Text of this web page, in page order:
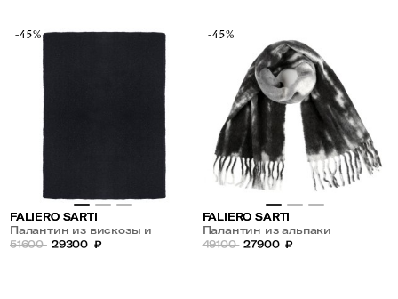
-45%
FALIERO SARTI
Палантин из вискозы и
кашемира
51600 29300 ₽
-45%
FALIERO SARTI
Палантин из альпаки
49100 27900 ₽